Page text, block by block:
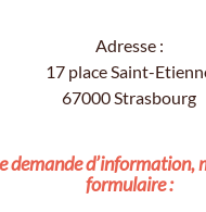
Adresse :
17 place Saint-
67000 Strasbourg
demande d’information,
formulaire :